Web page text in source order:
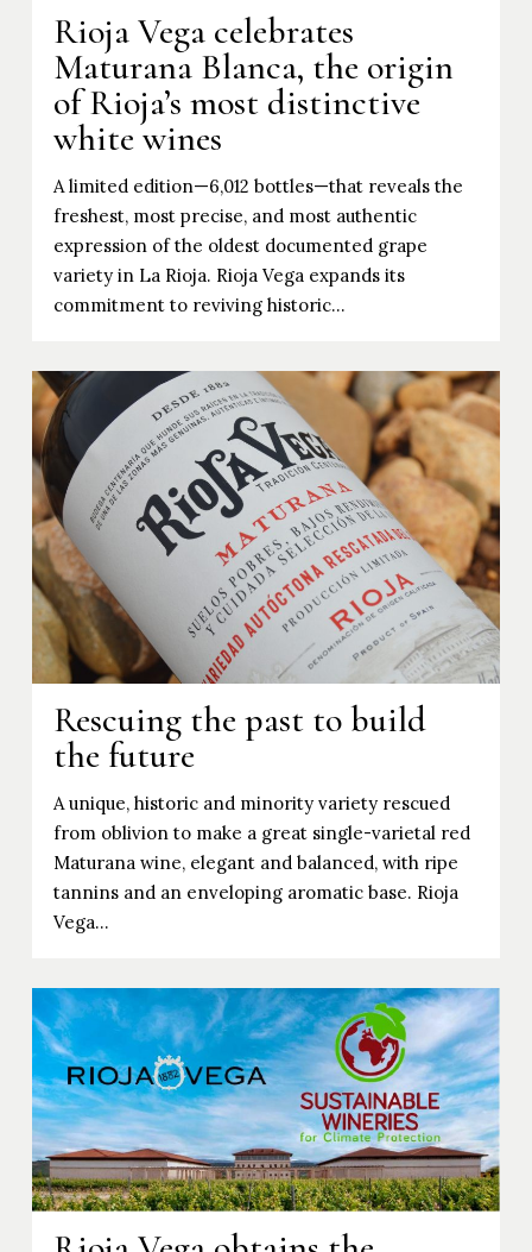
Rioja Vega celebrates
Maturana Blanca, the origin
of Rioja’s most distinctive
white wines
A limited edition—6,012 bottles—that reveals the
freshest, most precise, and most authentic
expression of the oldest documented grape
variety in La Rioja. Rioja Vega expands its
commitment to reviving historic…
Rescuing the past to build
the future
A unique, historic and minority variety rescued
from oblivion to make a great single-varietal red
Maturana wine, elegant and balanced, with ripe
tannins and an enveloping aromatic base. Rioja
Vega…